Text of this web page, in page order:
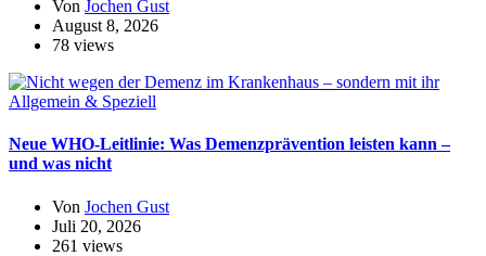
Von Jochen Gust
August 8, 2026
78 views
Allgemein & Speziell
Neue WHO-Leitlinie: Was Demenzprävention leisten kann –
und was nicht
Von Jochen Gust
Juli 20, 2026
261 views